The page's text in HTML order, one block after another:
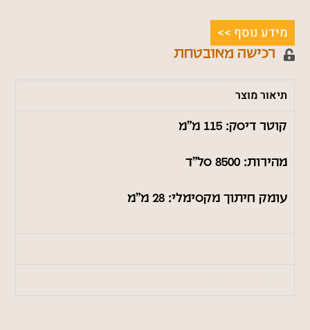
מידע נוסף >>
רכישה מאובטחת
תיאור מוצר
קוטר דיסק: 115 מ"מ
מהירות: 8500 סל"ד
עומק חיתוך מקסימלי: 28 מ"מ